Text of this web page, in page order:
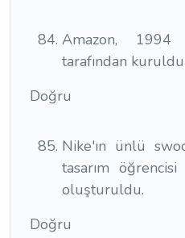
Amazon, 1994
tarafından kuruldu.
Doğru
Nike'ın ünlü
tasarım
oluşturuldu.
Doğru